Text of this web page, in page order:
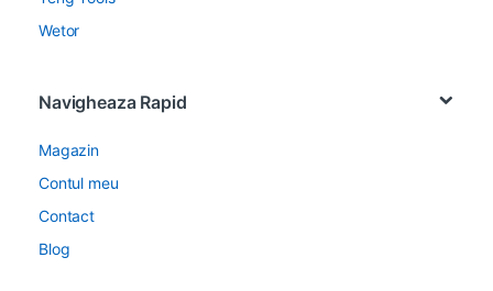
Wetor
Navigheaza Rapid
Magazin
Contul meu
Contact
Blog